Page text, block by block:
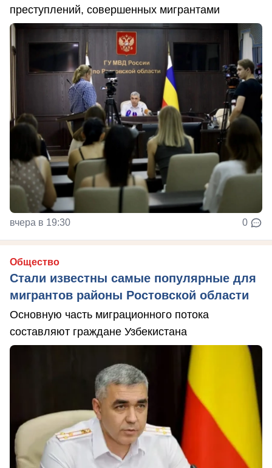
преступлений, совершенных мигрантами
вчера в 19:30 0
Общество
Стали известны самые популярные для
мигрантов районы Ростовской области
Основную часть миграционного потока
составляют граждане Узбекистана